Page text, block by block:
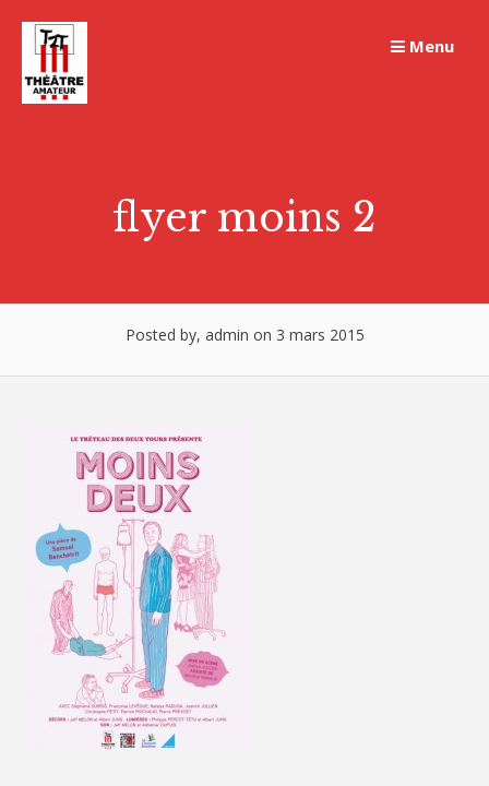
content
Menu
flyer moins 2
Posted by, admin on 3 mars 2015